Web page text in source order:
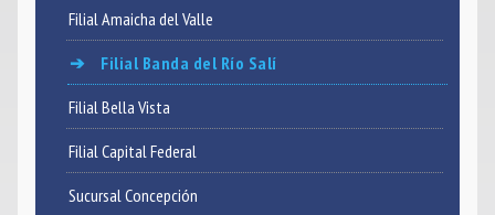
Filial Amaicha del Valle
Filial Banda del Río Salí
Filial Bella Vista
Filial Capital Federal
Sucursal Concepción